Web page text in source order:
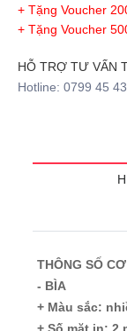
+ Tặng Voucher
+ Tặng Voucher
HỖ TRỢ TƯ VẤN
Hotline: 0799 45
THÔNG SỐ
- BÌA
+ Màu sắc:
+ Số mặt in: 2